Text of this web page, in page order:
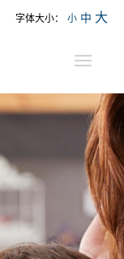
字体大小： 小 中 大